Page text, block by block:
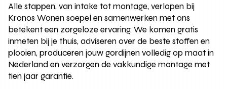
Alle stappen, van intake tot montage, verlopen bij
Kronos Wonen soepel en samenwerken met ons
betekent een zorgeloze ervaring. We komen gratis
inmeten bij je thuis, adviseren over de beste stoffen en
plooien, produceren jouw gordijnen volledig op maat in
Nederland en verzorgen de vakkundige montage met
tien jaar garantie.